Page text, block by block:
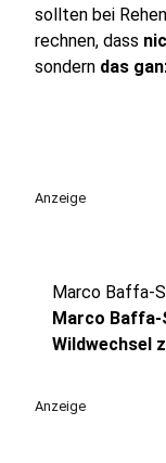
sollten bei
rechnen, dass
sondern das
Anzeige
Marco Baffa-
Marco Baffa-
Wildwechsel
Anzeige